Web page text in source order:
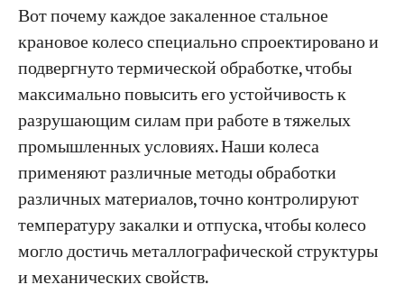
Вот почему каждое закаленное стальное
крановое колесо специально спроектировано и
подвергнуто термической обработке, чтобы
максимально повысить его устойчивость к
разрушающим силам при работе в тяжелых
промышленных условиях. Наши колеса
применяют различные методы обработки
различных материалов, точно контролируют
температуру закалки и отпуска, чтобы колесо
могло достичь металлографической структуры
и механических свойств.